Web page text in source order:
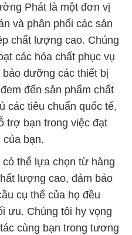
Phát là một đơn vị
và phân phối các sản
chất lượng cao. Chúng
các hóa chất phục vụ
dưỡng các thiết bị
đến sản phẩm chất
các tiêu chuẩn quốc tế,
trợ bạn trong việc đạt
bạn.
thể lựa chọn từ hàng
lượng cao, đảm bảo
cụ thể của họ đều
ưu. Chúng tôi hy vọng
cùng bạn trong tương